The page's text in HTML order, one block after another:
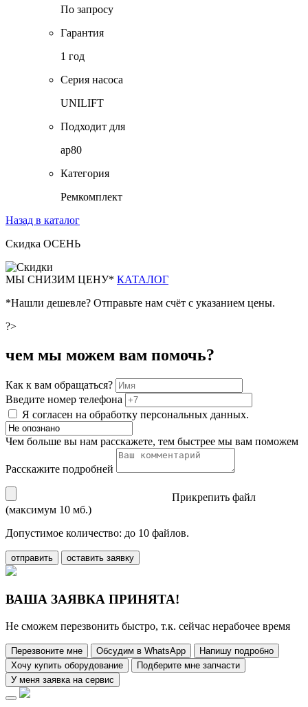
По запросу
Гарантия
1 год
Серия насоса
UNILIFT
Подходит для
ap80
Категория
Ремкомплект
Назад в каталог
Скидка ОСЕНЬ
МЫ СНИЗИМ ЦЕНУ* КАТАЛОГ
*Нашли дешевле? Отправьте нам счёт с указанием цены.
?>
чем мы можем вам помочь?
Как к вам обращаться?
Введите номер телефона
Я согласен на обработку персональных данных.
Чем больше вы нам расскажете, тем быстрее мы вам поможем
Расскажите подробней
Прикрепить файл
(максимум 10 мб.)
Допустимое количество: до 10 файлов.
отправить оставить заявку
ВАША ЗАЯВКА ПРИНЯТА!
Не сможем перезвонить быстро, т.к. сейчас нерабочее время
Перезвоните мне Обсудим в WhatsApp
Напишу подробно
Хочу купить оборудование
Подберите мне запчасти
У меня заявка на сервис